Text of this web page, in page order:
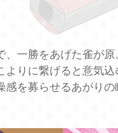
一勝をあげた雀が
りに繋げると意気
を募らせるあがり